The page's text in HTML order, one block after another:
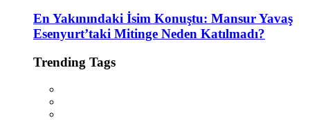
En Yakınındaki İsim Konuştu: Mansur Yavaş
Esenyurt’taki Mitinge Neden Katılmadı?
Trending Tags